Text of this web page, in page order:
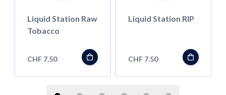
Liquid Station Raw
Tobacco
CHF 7.50
Liquid Station RIP
CHF 7.50